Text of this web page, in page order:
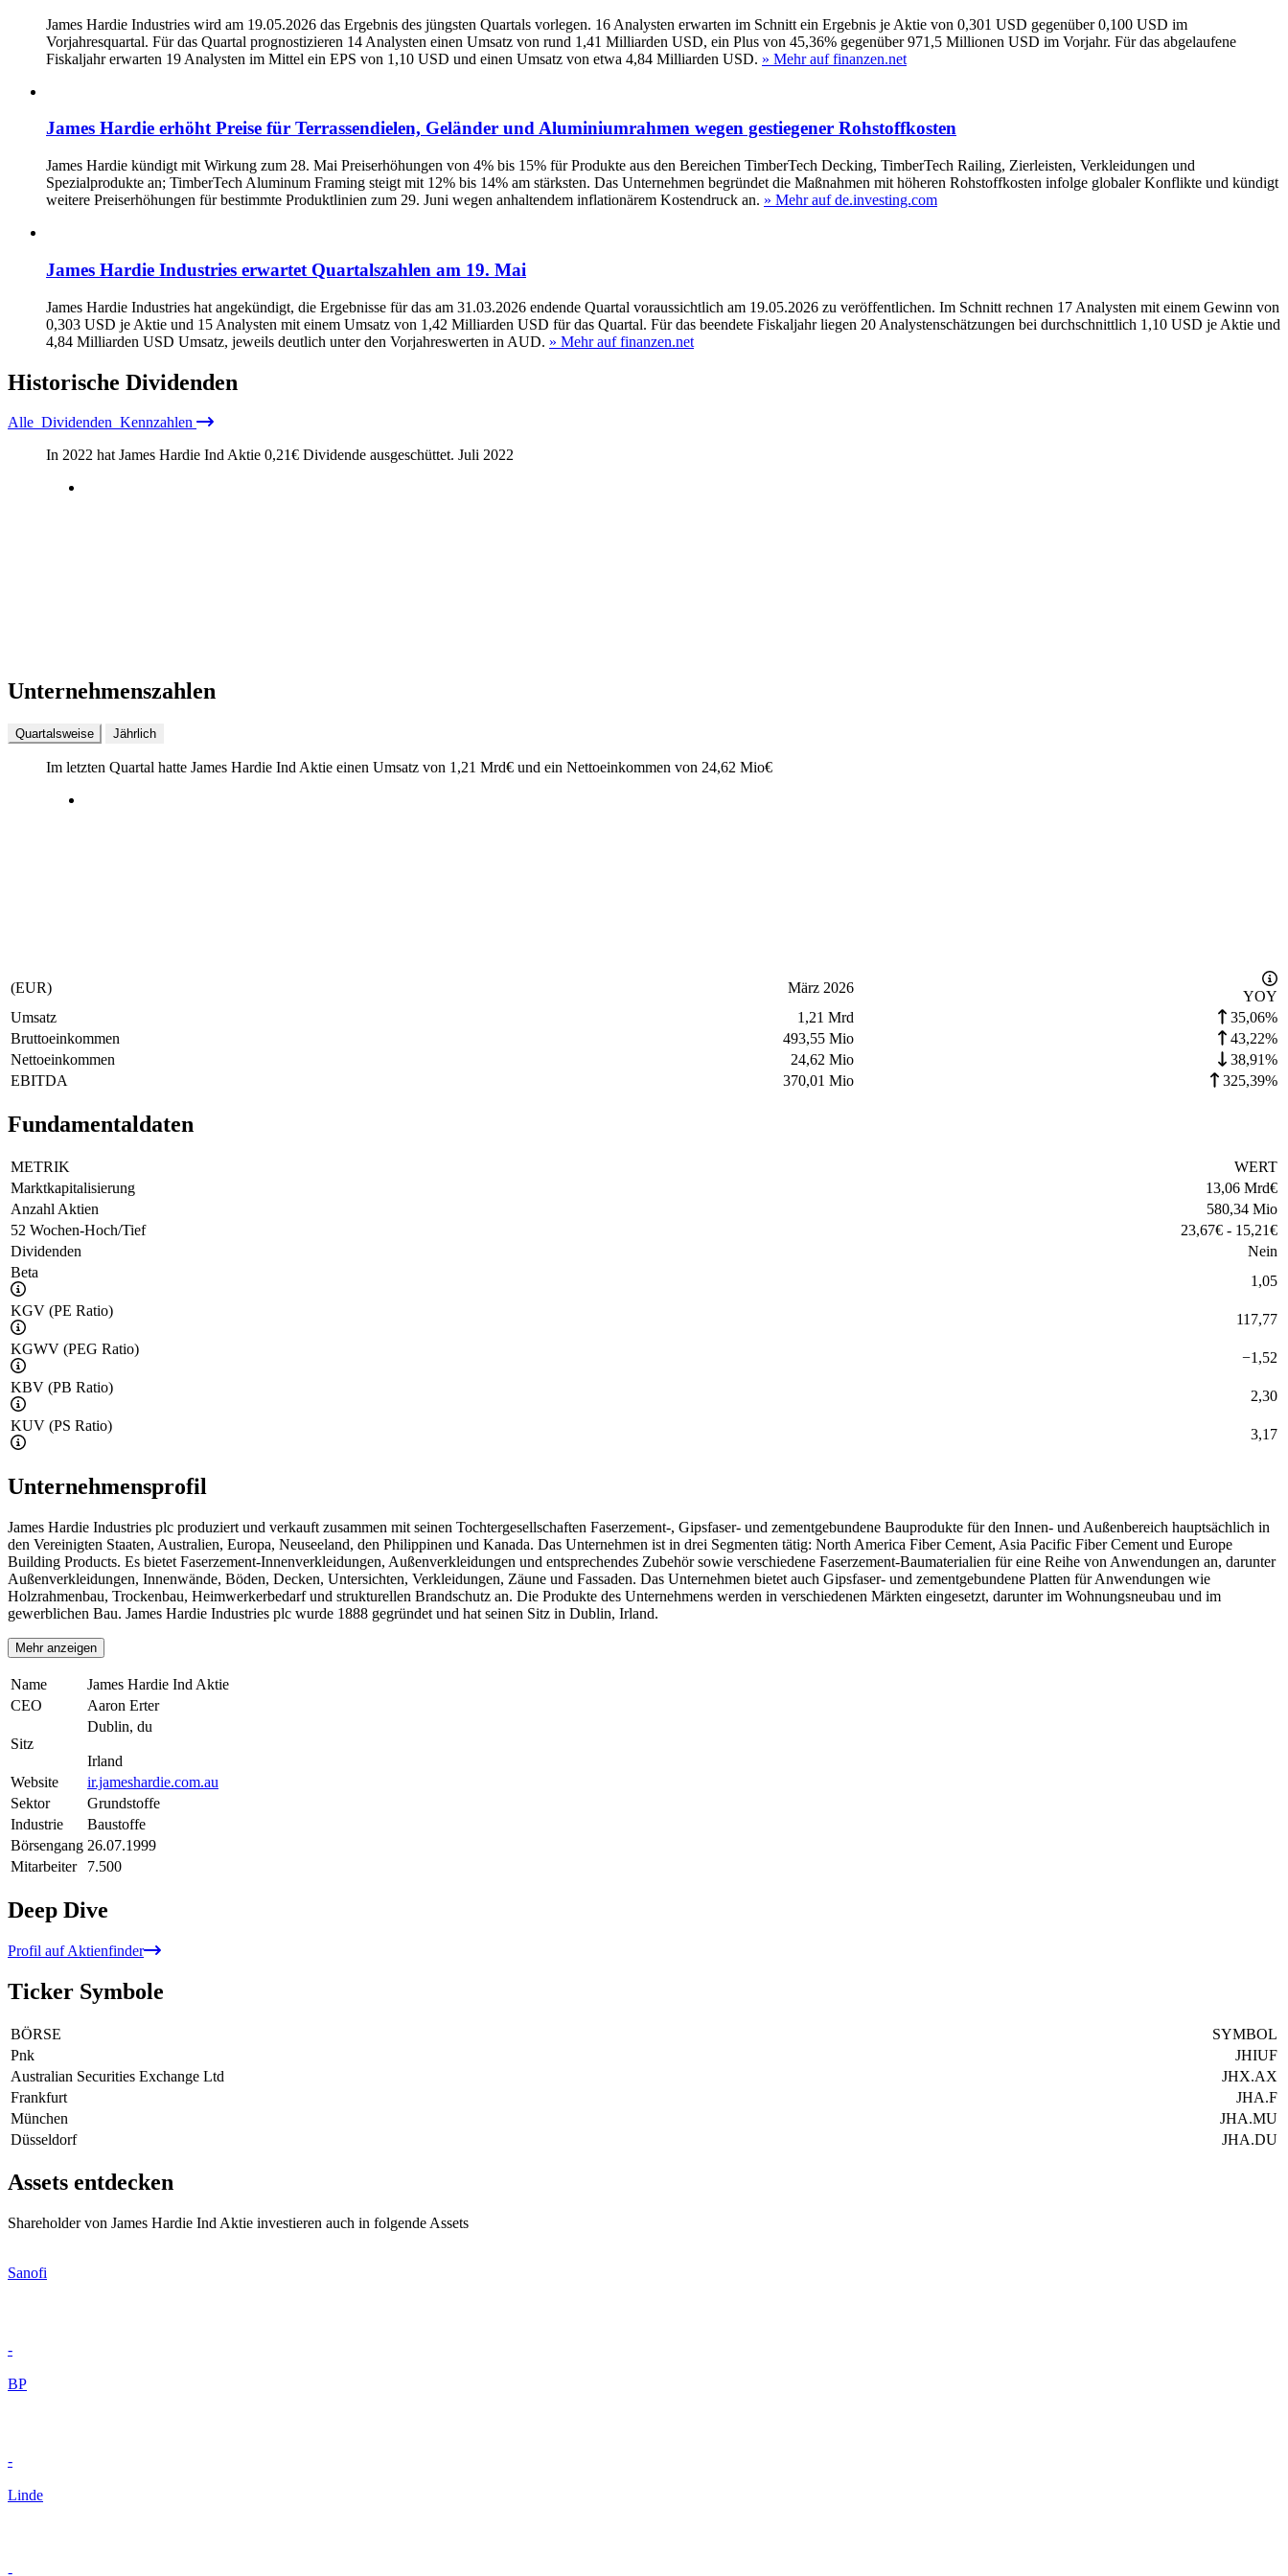
James Hardie Industries wird am 19.05.2026 das Ergebnis des jüngsten Quartals vorlegen. 16 Analysten erwarten im Schnitt ein Ergebnis je Aktie von 0,301 USD gegenüber 0,100 USD im
Vorjahresquartal. Für das Quartal prognostizieren 14 Analysten einen Umsatz von rund 1,41 Milliarden USD, ein Plus von 45,36% gegenüber 971,5 Millionen USD im Vorjahr. Für das abgelaufene
Fiskaljahr erwarten 19 Analysten im Mittel ein EPS von 1,10 USD und einen Umsatz von etwa 4,84 Milliarden USD. » Mehr auf finanzen.net
James Hardie erhöht Preise für Terrassendielen, Geländer und Aluminiumrahmen wegen gestiegener Rohstoffkosten
James Hardie kündigt mit Wirkung zum 28. Mai Preiserhöhungen von 4% bis 15% für Produkte aus den Bereichen TimberTech Decking, TimberTech Railing, Zierleisten, Verkleidungen und
Spezialprodukte an; TimberTech Aluminum Framing steigt mit 12% bis 14% am stärksten. Das Unternehmen begründet die Maßnahmen mit höheren Rohstoffkosten infolge globaler Konflikte und kündigt
weitere Preiserhöhungen für bestimmte Produktlinien zum 29. Juni wegen anhaltendem inflationärem Kostendruck an. » Mehr auf de.investing.com
James Hardie Industries erwartet Quartalszahlen am 19. Mai
James Hardie Industries hat angekündigt, die Ergebnisse für das am 31.03.2026 endende Quartal voraussichtlich am 19.05.2026 zu veröffentlichen. Im Schnitt rechnen 17 Analysten mit einem Gewinn von
0,303 USD je Aktie und 15 Analysten mit einem Umsatz von 1,42 Milliarden USD für das Quartal. Für das beendete Fiskaljahr liegen 20 Analystenschätzungen bei durchschnittlich 1,10 USD je Aktie und
4,84 Milliarden USD Umsatz, jeweils deutlich unter den Vorjahreswerten in AUD. » Mehr auf finanzen.net
Historische Dividenden
Alle Dividenden Kennzahlen
In 2022 hat James Hardie Ind Aktie 0,21€ Dividende ausgeschüttet. Juli 2022
Unternehmenszahlen
Quartalsweise Jährlich
Im letzten Quartal hatte James Hardie Ind Aktie einen Umsatz von 1,21 Mrd€ und ein Nettoeinkommen von 24,62 Mio€
(EUR) März 2026
YOY
Umsatz
1,21 Mrd
35,06%
Bruttoeinkommen
493,55 Mio
43,22%
Nettoeinkommen
24,62 Mio
38,91%
EBITDA
370,01 Mio 325,39%
Fundamentaldaten
METRIK
WERT
Marktkapitalisierung
13,06 Mrd€
Anzahl Aktien
580,34 Mio
52 Wochen-Hoch/Tief
23,67€ - 15,21€
Dividenden
Nein
Beta
1,05
KGV (PE Ratio)
117,77
KGWV (PEG Ratio)
−1,52
KBV (PB Ratio)
2,30
KUV (PS Ratio)
3,17
Unternehmensprofil
James Hardie Industries plc produziert und verkauft zusammen mit seinen Tochtergesellschaften Faserzement-, Gipsfaser- und zementgebundene Bauprodukte für den Innen- und Außenbereich hauptsächlich in
den Vereinigten Staaten, Australien, Europa, Neuseeland, den Philippinen und Kanada. Das Unternehmen ist in drei Segmenten tätig: North America Fiber Cement, Asia Pacific Fiber Cement und Europe
Building Products. Es bietet Faserzement-Innenverkleidungen, Außenverkleidungen und entsprechendes Zubehör sowie verschiedene Faserzement-Baumaterialien für eine Reihe von Anwendungen an, darunter
Außenverkleidungen, Innenwände, Böden, Decken, Untersichten, Verkleidungen, Zäune und Fassaden. Das Unternehmen bietet auch Gipsfaser- und zementgebundene Platten für Anwendungen wie
Holzrahmenbau, Trockenbau, Heimwerkerbedarf und strukturellen Brandschutz an. Die Produkte des Unternehmens werden in verschiedenen Märkten eingesetzt, darunter im Wohnungsneubau und im
gewerblichen Bau. James Hardie Industries plc wurde 1888 gegründet und hat seinen Sitz in Dublin, Irland.
Mehr anzeigen
Name
James Hardie Ind Aktie
CEO
Aaron Erter
Sitz
Dublin, du
Irland
Website
ir.jameshardie.com.au
Sektor
Grundstoffe
Industrie
Baustoffe
Börsengang 26.07.1999
Mitarbeiter
7.500
Deep Dive
Profil auf Aktienfinder
Ticker Symbole
BÖRSE
SYMBOL
Pnk
JHIUF
Australian Securities Exchange Ltd
JHX.AX
Frankfurt
JHA.F
München
JHA.MU
Düsseldorf
JHA.DU
Assets entdecken
Shareholder von James Hardie Ind Aktie investieren auch in folgende Assets
Sanofi
-
BP
-
Linde
-